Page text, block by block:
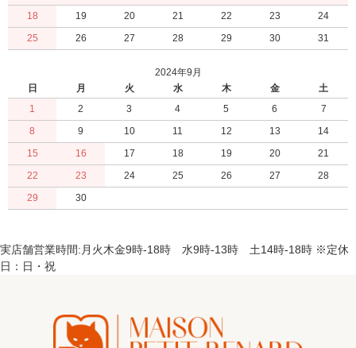
18
19 20 21 22 23
24
25
26 27 28 29 30 31
2024年9月
日
月 火 水 木 金
土
1
2 3 4 5 6
7
8
9 10 11 12 13
14
15
16 17 18 19 20
21
22
23 24 25 26 27
28
29
30
実店舗営業時間:月火木金9時-18時 水9時-13時 土14時-18時 ※定休
日：日・祝